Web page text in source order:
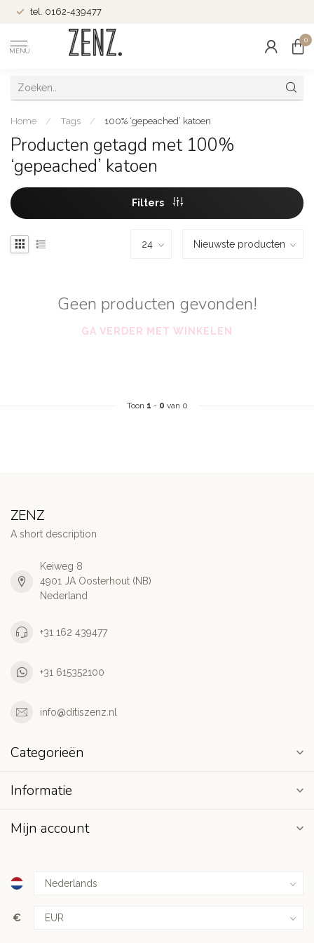
tel. 0162-439477
MENU
0
Home / Tags / 100% ‘gepeached’ katoen
Producten getagd met 100%
‘gepeached’ katoen
Filters
Geen producten gevonden!
GA VERDER MET WINKELEN
Toon 1 - 0 van 0
ZENZ
A short description
Keiweg 8
4901 JA Oosterhout (NB)
Nederland
+31 162 439477
+31 615352100
info@ditiszenz.nl
Categorieën
Informatie
Mijn account
€